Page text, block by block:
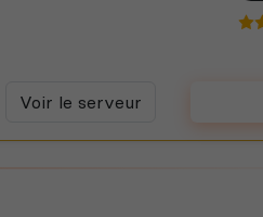
Voir le serveur